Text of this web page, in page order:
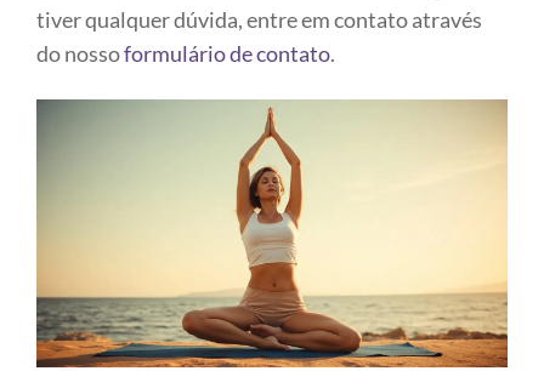
tiver qualquer dúvida, entre em contato através
do nossoformulário de contato.